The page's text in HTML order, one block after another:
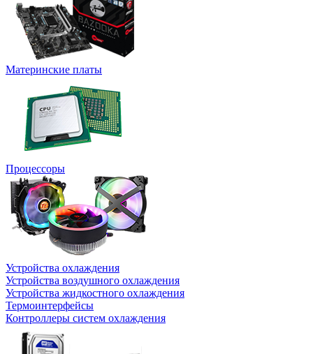
Материнские платы
Процессоры
Устройства охлаждения
Устройства воздушного охлаждения
Устройства жидкостного охлаждения
Термоинтерфейсы
Контроллеры систем охлаждения